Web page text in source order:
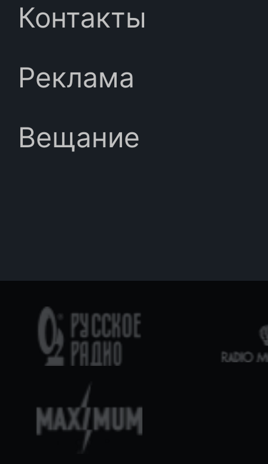
Контакты
Реклама
Вещание